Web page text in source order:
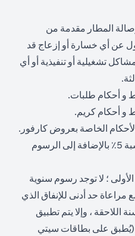
المطار مقدمة من
عن أي خسارة أو إزعاج قد
تشغيلية أو تنفيذية أو أي
و أحكام طلبات.
و أحكام كريم.
الخاصة بعروض كارفور.
تطبق ضريبة القيمة المضافة بنسبة 5٪ بالإضافة إلى الرسوم
؛ لا توجد رسوم سنوية
مراعاة حد أدنى للإنفاق الذي
السنة اللاحقة ، وإلا يتم تطبيق
إماراتي (يُطبق على بطاقات سيتي